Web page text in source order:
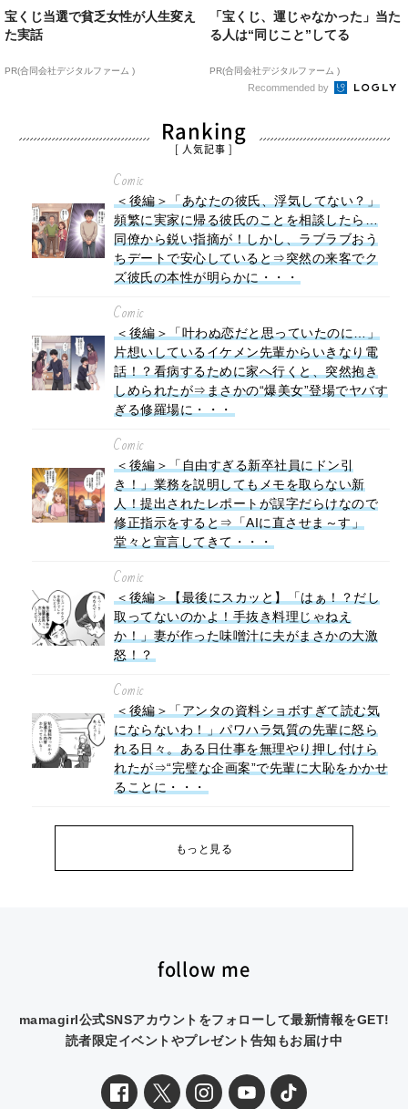
宝くじ当選で貧乏女性が人生変え
た実話
PR(合同会社デジタルファーム )
「宝くじ、運じゃなかった」当た
る人は“同じこと”してる
PR(合同会社デジタルファーム )
Recommended by
Ranking
[ 人気記事 ]
Comic
＜後編＞「あなたの彼氏、浮気してない？」
頻繁に実家に帰る彼氏のことを相談したら…
同僚から鋭い指摘が！しかし、ラブラブおう
ちデートで安心していると⇒突然の来客でク
ズ彼氏の本性が明らかに・・・
Comic
＜後編＞「叶わぬ恋だと思っていたのに…」
片想いしているイケメン先輩からいきなり電
話！？看病するために家へ行くと、突然抱き
しめられたが⇒まさかの“爆美女”登場でヤバす
ぎる修羅場に・・・
Comic
＜後編＞「自由すぎる新卒社員にドン引
き！」業務を説明してもメモを取らない新
人！提出されたレポートが誤字だらけなので
修正指示をすると⇒「AIに直させま～す」
堂々と宣言してきて・・・
Comic
＜後編＞【最後にスカッと】「はぁ！？だし
取ってないのかよ！手抜き料理じゃねえ
か！」妻が作った味噌汁に夫がまさかの大激
怒！？
Comic
＜後編＞「アンタの資料ショボすぎて読む気
にならないわ！」パワハラ気質の先輩に怒ら
れる日々。ある日仕事を無理やり押し付けら
れたが⇒“完璧な企画案”で先輩に大恥をかかせ
ることに・・・
もっと見る
follow me
mamagirl公式SNSアカウントをフォローして最新情報をGET!
読者限定イベントやプレゼント告知もお届け中